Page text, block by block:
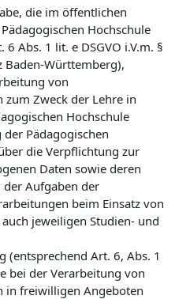
die im öffentlichen
Hochschule
Abs. 1 lit. e DSGVO i.V.m. §
Baden-Württemberg),
von
zum Zweck der Lehre in
Hochschule
Pädagogischen
die Verpflichtung zur
Daten sowie deren
Aufgaben der
beim Einsatz von
jeweiligen Studien- und
(entsprechend Art. 6, Abs. 1
bei der Verarbeitung von
in freiwilligen Angeboten